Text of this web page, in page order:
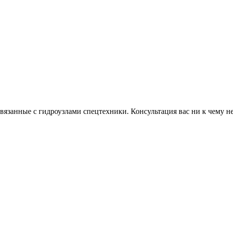
с гидроузлами спецтехники. Консультация вас ни к чему